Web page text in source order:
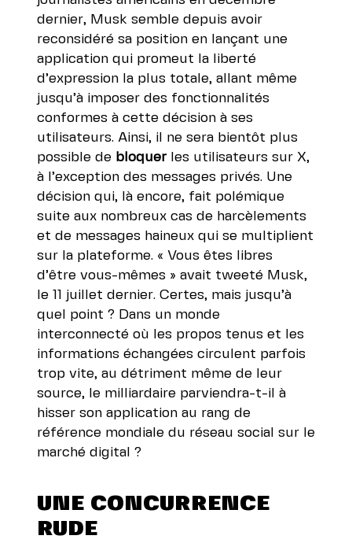
dernier, Musk semble depuis avoir
reconsidéré sa position en lançant une
application qui promeut la liberté
d’expression la plus totale, allant même
jusqu’à imposer des fonctionnalités
conformes à cette décision à ses
utilisateurs. Ainsi, il ne sera bientôt plus
possible de bloquerles utilisateurs sur X,
à l’exception des messages privés. Une
décision qui, là encore, fait polémique
suite aux nombreux cas de harcèlements
et de messages haineux qui se multiplient
sur la plateforme. « Vous êtes libres
d’être vous-mêmes » avait tweeté Musk,
le 11 juillet dernier. Certes, mais jusqu’à
quel point ? Dans un monde
interconnecté où les propos tenus et les
informations échangées circulent parfois
trop vite, au détriment même de leur
source, le milliardaire parviendra-t-il à
hisser son application au rang de
référence mondiale du réseau social sur le
marché digital ?
UNE CONCURRENCE
RUDE